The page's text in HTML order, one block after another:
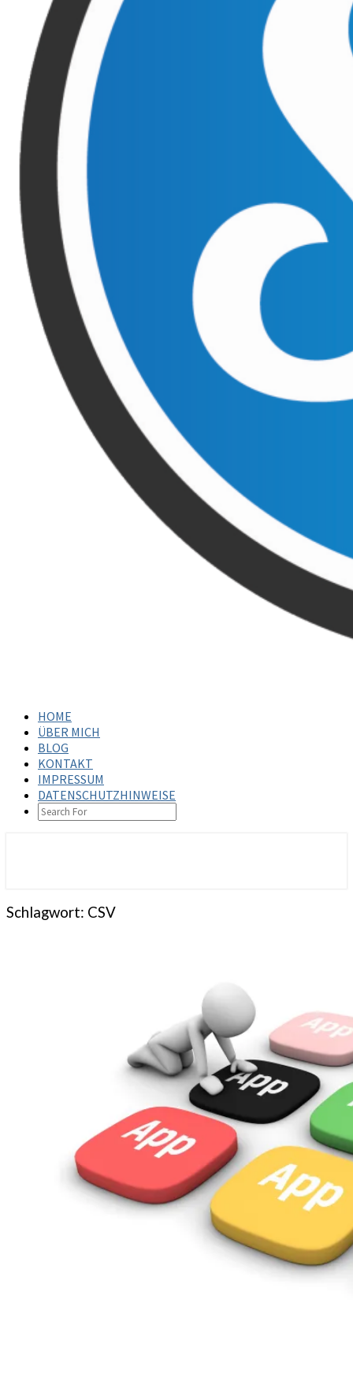
HOME
ÜBER MICH
BLOG
KONTAKT
IMPRESSUM
DATENSCHUTZHINWEISE
SEARCH
ICON
Schlagwort: CSV